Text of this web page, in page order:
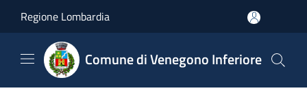
Regione Lombardia
Comune di Venegono Inferiore